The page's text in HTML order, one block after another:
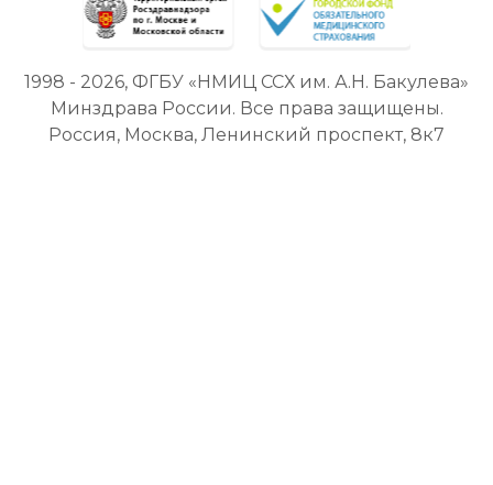
1998 - 2026, ФГБУ «НМИЦ ССХ им. А.Н. Бакулева»
Минздрава России. Все права защищены.
Россия, Москва, Ленинский проспект, 8к7